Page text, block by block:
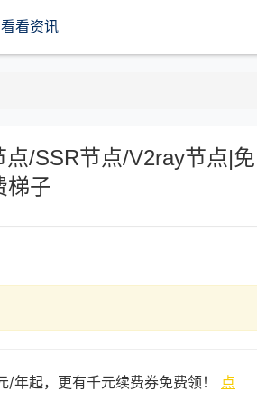
看看资讯
/SSR节点/V2ray节点|免
梯子
/年起，更有千元续费券免费领！ 点